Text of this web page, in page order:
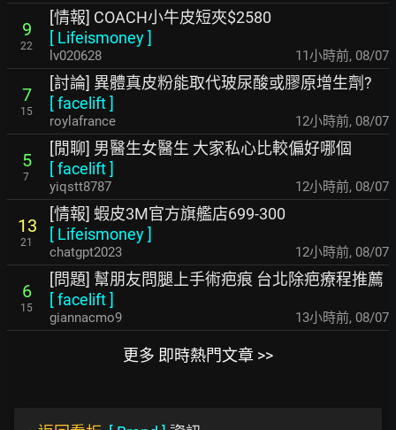
9
22
[情報] COACH小牛皮短夾$2580
[ Lifeismoney]
lv020628 11小時前, 08/07
7
15
[討論] 異體真皮粉能取代玻尿酸或膠原增生劑?
[facelift]
roylafrance 12小時前, 08/07
5
7
[閒聊] 男醫生女醫生 大家私心比較偏好哪個
[facelift]
yiqstt8787 12小時前, 08/07
13
21
[情報] 蝦皮3M官方旗艦店699-300
[ Lifeismoney]
chatgpt2023 12小時前, 08/07
6
15
[問題] 幫朋友問腿上手術疤痕 台北除疤療程推薦
[facelift]
giannacmo9 13小時前, 08/07
更多 即時熱門文章 >>